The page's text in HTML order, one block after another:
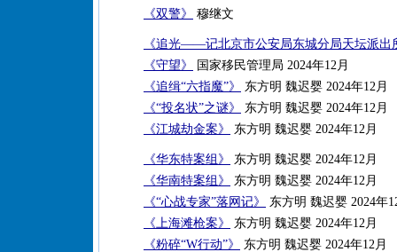
《双警》
穆继文
《追光——记北京市公安局东城分局天坛派出
《守望》
国家移民管理局 2024年12月
《追缉“六指魔”》
东方明 魏迟婴 2024年12月
《“投名状”之谜》
东方明 魏迟婴 2024年12月
《江城劫金案》
东方明 魏迟婴 2024年12月
《华东特案组》
东方明 魏迟婴 2024年12月
《华南特案组》
东方明 魏迟婴 2024年12月
《“心战专家”落网记》
东方明 魏迟婴 2024年
《上海滩枪案》
东方明 魏迟婴 2024年12月
《粉碎“W行动”》
东方明 魏迟婴 2024年12月